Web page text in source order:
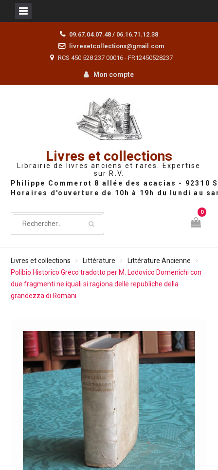
09.67.04.07.48 / 06.16.71.12.38
livresetcollections@gmail.com
RCS 450 528 237 00016 - FR12450528237
Mon compte
Livres et collections
Librairie de livres anciens et rares. Expertise
sur R.V.
0
Livres et collections Littérature
Littérature Ancienne
Polibio Historico Greco tradotto per M. Lodovico Domenichi con
due fragmenti ne iquali si ragiona delle republiche della
grandezza di Romani.